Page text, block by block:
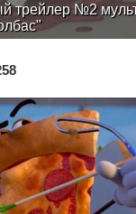
трейлер №2